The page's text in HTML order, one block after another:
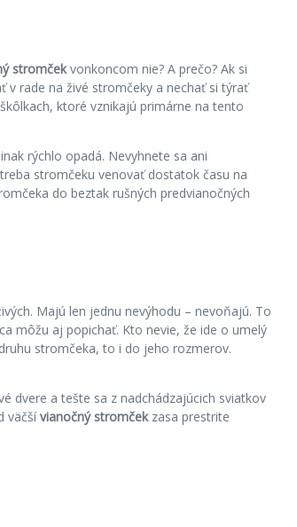
stromčekvonkoncom nie? A prečo? Ak si
rade na živé stromčeky a nechať si týrať
ktoré vznikajú primárne na tento
rýchlo opadá. Nevyhnete sa ani
stromčeku venovať dostatok času na
do beztak rušných predvianočných
Majú len jednu nevýhodu – nevoňajú. To
môžu aj popichať. Kto nevie, že ide o umelý
stromčeka, to i do jeho rozmerov.
dvere a tešte sa z nadchádzajúcich sviatkov
väčšívianočný stromčekzasa prestrite